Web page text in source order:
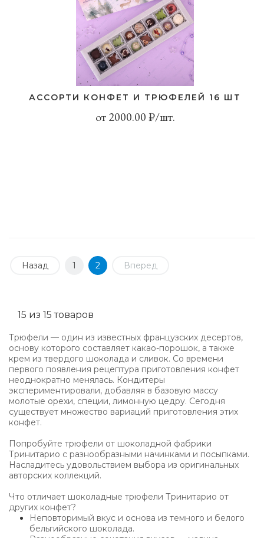
АCСОРТИ КОНФЕТ И ТРЮФЕЛЕЙ 16 ШТ
от 2000.00 ₽/шт.
Назад 1 2 Вперед
15 из 15 товаров
Трюфели — один из известных французских десертов,
основу которого составляет какао-порошок, а также
крем из твердого шоколада и сливок. Со времени
первого появления рецептура приготовления конфет
неоднократно менялась. Кондитеры
экспериментировали, добавляя в базовую массу
молотые орехи, специи, лимонную цедру. Сегодня
существует множество вариаций приготовления этих
конфет.
Попробуйте трюфели от шоколадной фабрики
Тринитарио с разнообразными начинками и посыпками.
Насладитесь удовольствием выбора из оригинальных
авторских коллекций.
Что отличает шоколадные трюфели Тринитарио от
других конфет?
Неповторимый вкус и основа из темного и белого
бельгийского шоколада.